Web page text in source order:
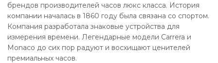
брендов производителей часов люкс класса. История
компании началась в 1860 году была связана со спортом.
Компания разработала знаковые устройства для
измерения времени. Легендарные модели Carrera и
Monaco до сих пор радуют и восхищают ценителей
премиальных часов.